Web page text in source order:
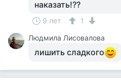
наказать!??
9 лет
1
Людмила Лисовалова
лишить сладкого